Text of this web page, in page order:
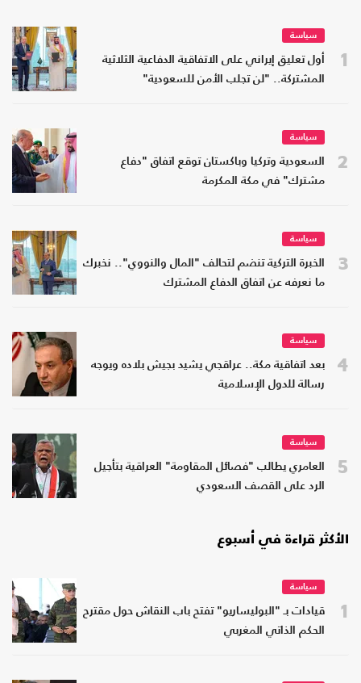
1
سياسة
أول تعليق إيراني على الاتفاقية الدفاعية الثلاثية
المشتركة.. "لن تجلب الأمن للسعودية"
2
سياسة
السعودية وتركيا وباكستان توقع اتفاق "دفاع
مشترك" في مكة المكرمة
3
سياسة
الخبرة التركية تنضم لتحالف "المال والنووي".. نخبرك
ما نعرفه عن اتفاق الدفاع المشترك
4
سياسة
بعد اتفاقية مكة.. عراقجي يشيد بجيش بلاده ويوجه
رسالة للدول الإسلامية
5
سياسة
العامري يطالب "فصائل المقاومة" العراقية بتأجيل
الرد على القصف السعودي
الأكثر قراءة في أسبوع
1
سياسة
قيادات بـ "البوليساريو" تفتح باب النقاش حول مقترح
الحكم الذاتي المغربي